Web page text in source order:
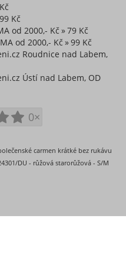
99 Kč
od 2000,- Kč
79 Kč
od 2000,- Kč
99 Kč
Roudnice nad Labem,
Ústí nad Labem, OD
0×
carmen krátké bez rukávu
DU - růžová starorůžová - S/M